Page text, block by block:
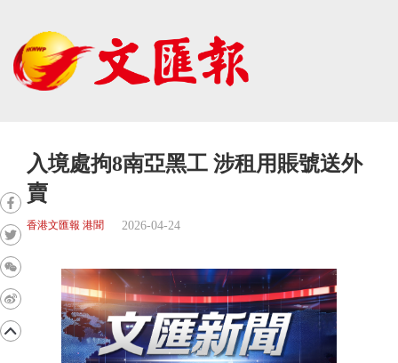
入境處拘8南亞黑工 涉租用賬號送外
賣
香港文匯報 港聞 2026-04-24